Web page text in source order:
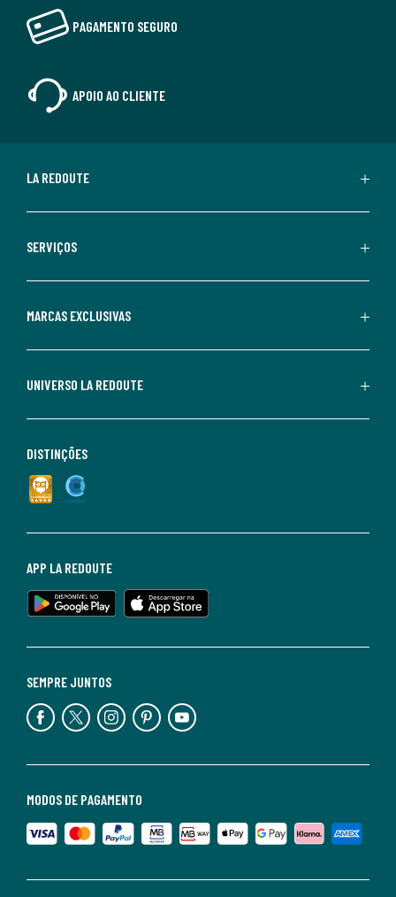
PAGAMENTO SEGURO
APOIO AO CLIENTE
LA REDOUTE
SERVIÇOS
MARCAS EXCLUSIVAS
UNIVERSO LA REDOUTE
MODOS DE PAGAMENTO
SEMPRE JUNTOS
APP LA REDOUTE
DISTINÇÕES